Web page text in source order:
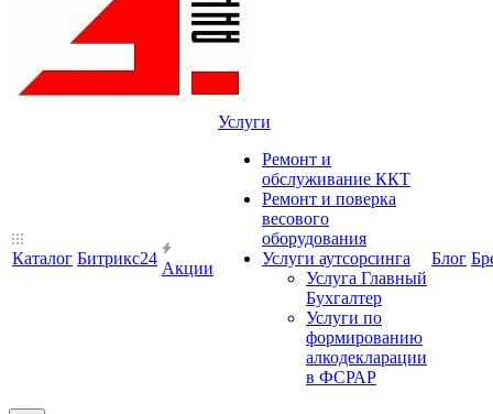
Каталог Битрикс24
Акции
Услуги
Ремонт и
обслуживание ККТ
Ремонт и поверка
весового
оборудования
Услуги аутсорсинга
Услуга Главный
Бухгалтер
Услуги по
формированию
алкодекларации
в ФСРАР
Блог